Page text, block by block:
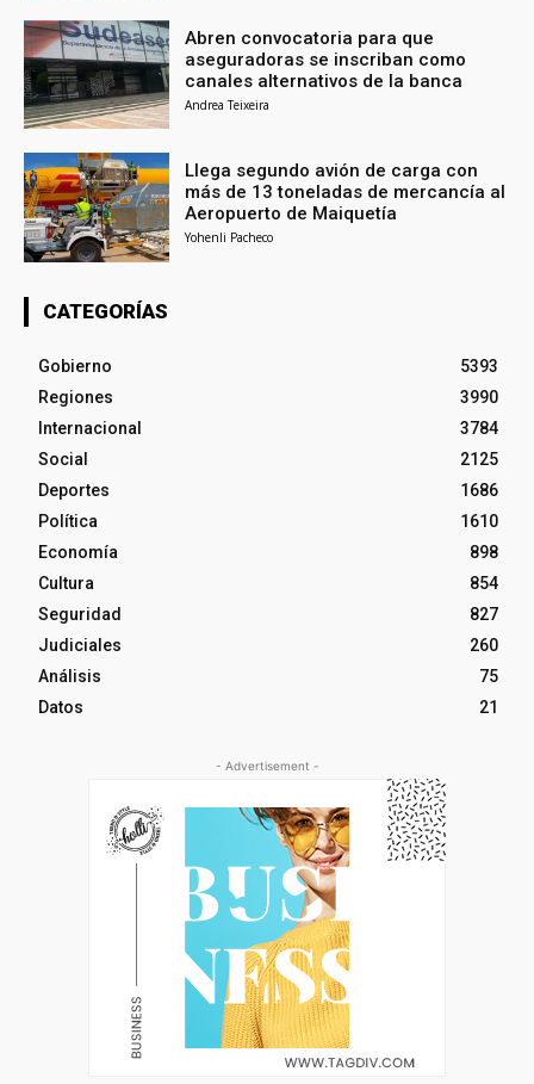
Abren convocatoria para que
aseguradoras se inscriban como
canales alternativos de la banca
Andrea Teixeira
Llega segundo avión de carga con
más de 13 toneladas de mercancía al
Aeropuerto de Maiquetía
Yohenli Pacheco
CATEGORÍAS
Gobierno
5393
Regiones
3990
Internacional
3784
Social
2125
Deportes
1686
Política
1610
Economía
898
Cultura
854
Seguridad
827
Judiciales
260
Análisis
75
Datos
21
- Advertisement -